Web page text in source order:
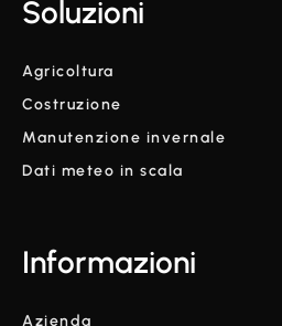
Soluzioni
Agricoltura
Costruzione
Manutenzione invernale
Dati meteo in scala
Informazioni
Azienda